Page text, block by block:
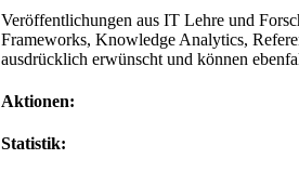
Veröffentlichungen aus IT Lehre und
Frameworks, Knowledge Analytics,
ausdrücklich erwünscht und können
Aktionen:
Statistik: